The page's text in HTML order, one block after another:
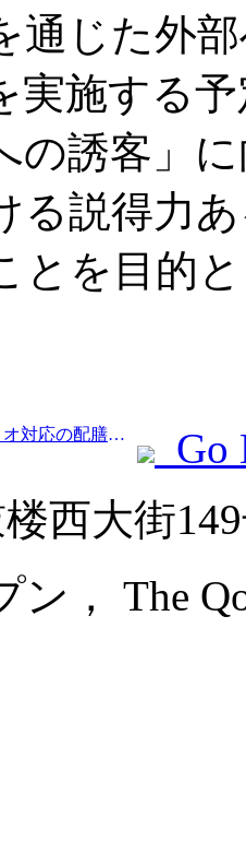
通じた外
実施する
の誘客」
る説得力
とを目的
Prev:世界初、複数シナリオ対応の配膳サービスに特化したヒューマノイドロボットが公開
Go
西大街
ン， The